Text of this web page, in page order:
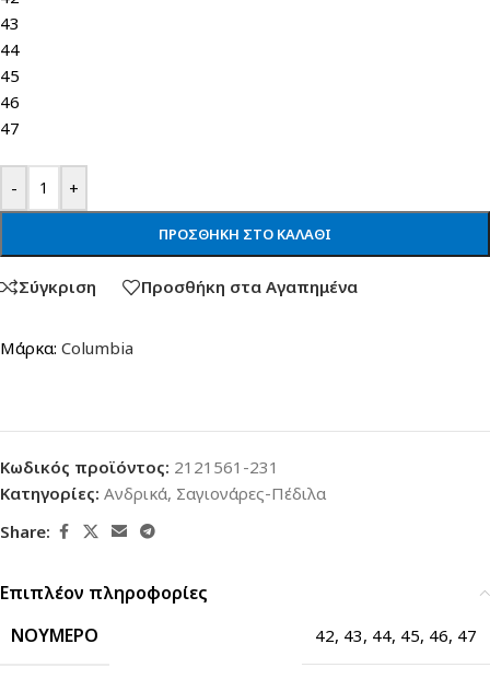
43
44
45
46
47
- +
ΠΡΟΣΘΉΚΗ ΣΤΟ ΚΑΛΆΘΙ
Σύγκριση Προσθήκη στα Αγαπημένα
Μάρκα: Columbia
Κωδικός προϊόντος: 2121561-231
Κατηγορίες: Ανδρικά, Σαγιονάρες-Πέδιλα
Share:
Επιπλέον πληροφορίες
ΝΟΎΜΕΡΟ
42, 43, 44, 45, 46, 47